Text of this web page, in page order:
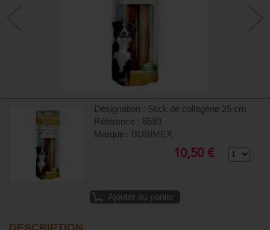
Désignation : Stick de collagène 25 cm
Référence : 8593
Marque : BUBIMEX
10,50 €
Ajouter au panier
DESCRIPTION